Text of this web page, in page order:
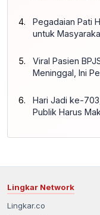
Pegadaian Pati
untuk
Viral Pasien
Meninggal, Ini
Hari Jadi ke-
Publik Harus
Lingkar Network
Lingkar.co